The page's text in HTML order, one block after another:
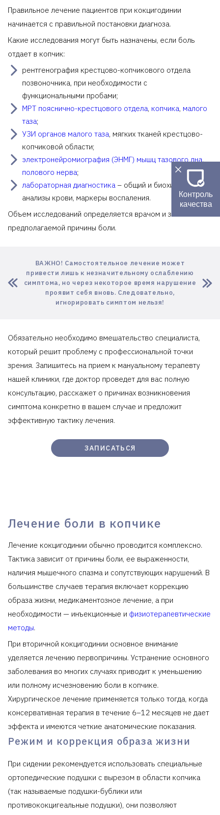
Правильное лечение пациентов при кокцигодинии
начинается с правильной постановки диагноза.
Какие исследования могут быть назначены, если боль
отдает в копчик:
рентгенография крестцово-копчикового отдела
позвоночника, при необходимости с
функциональными пробами;
МРТ пояснично-крестцового отдела, копчика, малого
таза;
УЗИ органов малого таза, мягких тканей крестцово-
копчиковой области;
электронейромиография (ЭНМГ) мышц тазового дна,
полового нерва;
лабораторная диагностика – общий и биохимический
анализы крови, маркеры воспаления.
Объем исследований определяется врачом и зависит от
предполагаемой причины боли.
ВАЖНО! Самостоятельное лечение может
привести лишь к незначительному ослаблению
симптома, но через некоторое время нарушение
проявит себя вновь. Следовательно,
игнорировать симптом нельзя!
Обязательно необходимо вмешательство специалиста,
который решит проблему с профессиональной точки
зрения. Запишитесь на прием к мануальному терапевту
нашей клиники, где доктор проведет для вас полную
консультацию, расскажет о причинах возникновения
симптома конкретно в вашем случае и предложит
эффективную тактику лечения.
ЗАПИСАТЬСЯ
Лечение боли в копчике
Лечение кокцигодинии обычно проводится комплексно.
Тактика зависит от причины боли, ее выраженности,
наличия мышечного спазма и сопутствующих нарушений. В
большинстве случаев терапия включает коррекцию
образа жизни, медикаментозное лечение, а при
необходимости — инъекционные и физиотерапевтические
методы.
При вторичной кокцигодинии основное внимание
уделяется лечению первопричины. Устранение основного
заболевания во многих случаях приводит к уменьшению
или полному исчезновению боли в копчике.
Хирургическое лечение применяется только тогда, когда
консервативная терапия в течение 6–12 месяцев не дает
эффекта и имеются четкие анатомические показания.
Режим и коррекция образа жизни
При сидении рекомендуется использовать специальные
ортопедические подушки с вырезом в области копчика
(так называемые подушки-бублики или
противококцигеальные подушки), они позволяют
Контроль
качества